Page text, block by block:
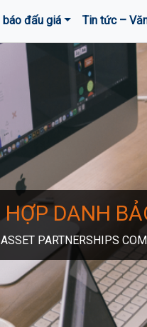
báo đấu giá Tin tức –
DANH
PARTNERSHIPS